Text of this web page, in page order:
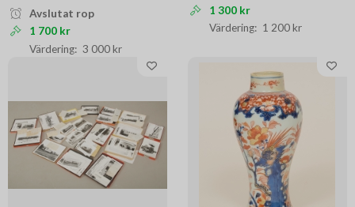
Avslutat rop
1 700 kr
3 000 kr
1 300 kr
1 200 kr